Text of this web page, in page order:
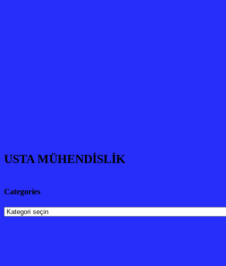
USTA MÜHENDİSLİK
Categories
Categories